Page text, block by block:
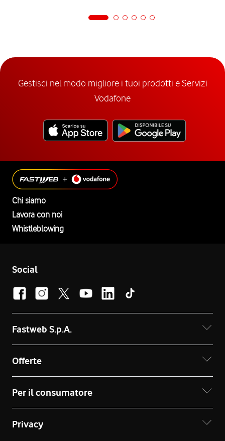
Gestisci nel modo migliore i tuoi prodotti e Servizi
Vodafone
Chi siamo
Lavora con noi
Whistleblowing
Social
Fastweb S.p.A.
Offerte
Per il consumatore
Privacy